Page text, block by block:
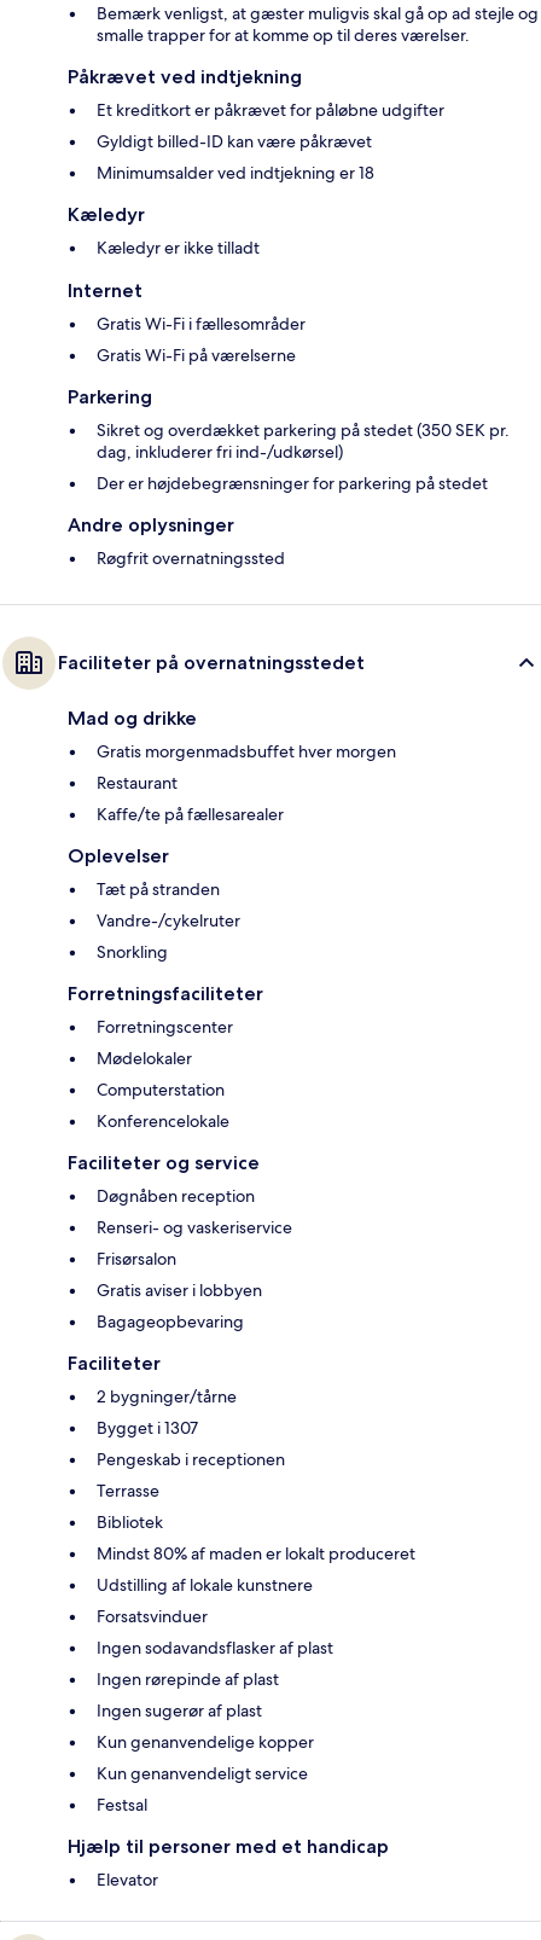
Bemærk venligst, at gæster muligvis skal gå op ad stejle og
smalle trapper for at komme op til deres værelser.
Påkrævet ved indtjekning
Et kreditkort er påkrævet for påløbne udgifter
Gyldigt billed-ID kan være påkrævet
Minimumsalder ved indtjekning er 18
Kæledyr
Kæledyr er ikke tilladt
Internet
Gratis Wi-Fi i fællesområder
Gratis Wi-Fi på værelserne
Parkering
Sikret og overdækket parkering på stedet (350 SEK pr.
dag, inkluderer fri ind-/udkørsel)
Der er højdebegrænsninger for parkering på stedet
Andre oplysninger
Røgfrit overnatningssted
Faciliteter på overnatningsstedet
Mad og drikke
Gratis morgenmadsbuffet hver morgen
Restaurant
Kaffe/te på fællesarealer
Oplevelser
Tæt på stranden
Vandre-/cykelruter
Snorkling
Forretningsfaciliteter
Forretningscenter
Mødelokaler
Computerstation
Konferencelokale
Faciliteter og service
Døgnåben reception
Renseri- og vaskeriservice
Frisørsalon
Gratis aviser i lobbyen
Bagageopbevaring
Faciliteter
2 bygninger/tårne
Bygget i 1307
Pengeskab i receptionen
Terrasse
Bibliotek
Mindst 80% af maden er lokalt produceret
Udstilling af lokale kunstnere
Forsatsvinduer
Ingen sodavandsflasker af plast
Ingen rørepinde af plast
Ingen sugerør af plast
Kun genanvendelige kopper
Kun genanvendeligt service
Festsal
Hjælp til personer med et handicap
Elevator